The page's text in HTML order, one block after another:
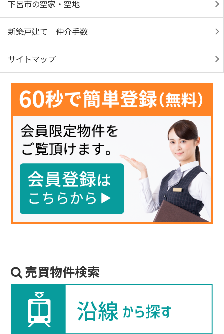
下呂市の空家・空地
新築戸建て 仲介手数
サイトマップ
売買物件検索